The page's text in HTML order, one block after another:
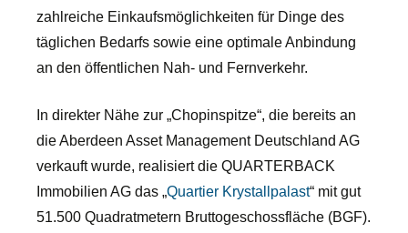
zahlreiche Einkaufsmöglichkeiten für Dinge des
täglichen Bedarfs sowie eine optimale Anbindung
an den öffentlichen Nah- und Fernverkehr.
In direkter Nähe zur „Chopinspitze“, die bereits an
die Aberdeen Asset Management Deutschland AG
verkauft wurde, realisiert die QUARTERBACK
Immobilien AG das „Quartier Krystallpalast“ mit gut
51.500 Quadratmetern Bruttogeschossfläche (BGF).